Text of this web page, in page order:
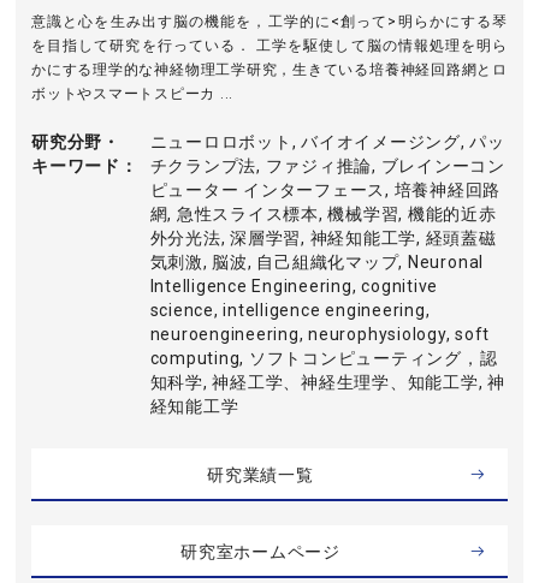
意識と心を生み出す脳の機能を，工学的に<創って>明らかにする琴
を目指して研究を行っている． 工学を駆使して脳の情報処理を明ら
かにする理学的な神経物理工学研究，生きている培養神経回路網とロ
ボットやスマートスピーカ ...
研究分野・
キーワード
ニューロロボット, バイオイメージング, パッ
チクランプ法, ファジィ推論, ブレインーコン
ピューター インターフェース, 培養神経回路
網, 急性スライス標本, 機械学習, 機能的近赤
外分光法, 深層学習, 神経知能工学, 経頭蓋磁
気刺激, 脳波, 自己組織化マップ, Neuronal
Intelligence Engineering, cognitive
science, intelligence engineering,
neuroengineering, neurophysiology, soft
computing, ソフトコンピューティング，認
知科学, 神経工学、神経生理学、知能工学, 神
経知能工学
研究業績一覧
研究室ホームページ